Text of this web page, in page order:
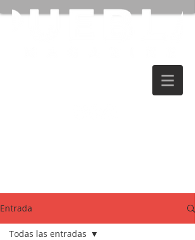
Entrada
Todas las entradas